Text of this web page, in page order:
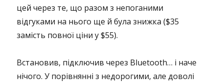
цей через те, що разом з непоганими
відгуками на нього ще й була знижка ($35
замість повної ціни у $55).
Встановив, підключив через Bluetooth… і наче
нічого. У порівнянні з недорогими, але доволі